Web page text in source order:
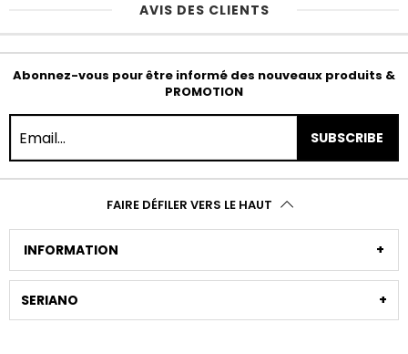
AVIS DES CLIENTS
Abonnez-vous pour être informé des nouveaux produits &
PROMOTION
SUBSCRIBE
FAIRE DÉFILER VERS LE HAUT
INFORMATION
SERIANO